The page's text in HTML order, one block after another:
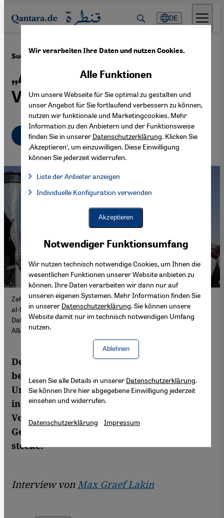
Direkt zum Inhalt springen
DE
Sudan-Experte Scott Straus 14.04.2026
„Alle Kriterien für einen
Völkermord sind erfüllt“
Deutsch English عربي
Zehntausende flohen aus Darfur, nachdem die RSF im Oktober
al-Faschir eingenommen hatte. Helfer verteilen Hilfsgüter in al-
Dabbah im Nordsudan, 16. November 2025. (Foto: Picture
Alliance / AP | M. Ali))
Der Genozid-Forscher Scott Straus
beschäftigt sich seit Jahrzehnten mit
Ursachen von Massengewalt. Die
internationale Untätigkeit angesichts der
Verbrechen im Sudan zeige, dass die
Genozid-Prävention weltweit in einer Krise
stecke.
Interview von Max Graef Lakin
Wir verarbeiten Ihre Daten und nutzen Cookies.
Notwendiger Funktionsumfang
Wir nutzen technisch notwendige Cookies, um Ihnen die
wesentlichen Funktionen unserer Website anbieten zu
können. Ihre Daten verarbeiten wir dann nur auf
unseren eigenen Systemen. Mehr Information finden Sie
in unserer Datenschutzerklärung. Sie können unsere
Website damit nur im technisch notwendigen Umfang
nutzen.
Ablehnen
Alle Funktionen
Um unsere Webseite für Sie optimal zu gestalten und
unser Angebot für Sie fortlaufend verbessern zu können,
nutzen wir funktionale und Marketingcookies. Mehr
Information zu den Anbietern und der Funktionsweise
finden Sie in unserer Datenschutzerklärung. Klicken Sie
‚Akzeptieren‘, um einzuwilligen. Diese Einwilligung
können Sie jederzeit widerrufen.
Liste der Anbieter anzeigen
Facebook Embed / Facebook Connect, Google Maps Embed,
Facebook Embed / Facebook Connect
Google Maps Embed
Individuelle Konfiguration verwenden
Akzeptieren
Lesen Sie alle Details in unserer Datenschutzerklärung.
Sie können Ihre hier abgegebene Einwilligung jederzeit
einsehen und widerrufen.
Datenschutzerklärung Impressum